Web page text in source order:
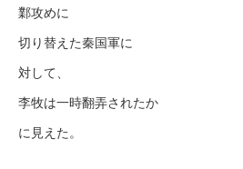
鄴攻めに
切り替えた秦国軍に
対して、
李牧は一時翻弄されたか
に見えた。